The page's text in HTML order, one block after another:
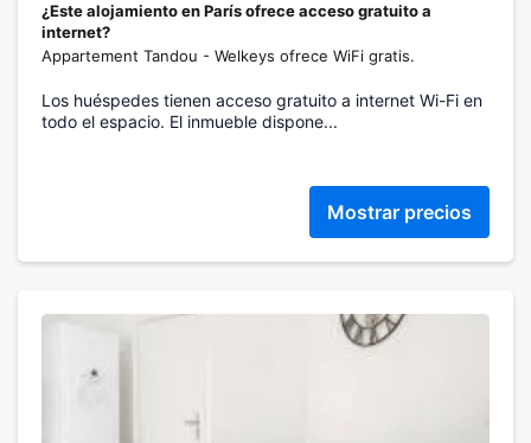
¿Este alojamiento en París ofrece acceso gratuito a
internet?
Appartement Tandou - Welkeys ofrece WiFi gratis.
Los huéspedes tienen acceso gratuito a internet Wi-Fi en
todo el espacio. El inmueble dispone...
Mostrar precios